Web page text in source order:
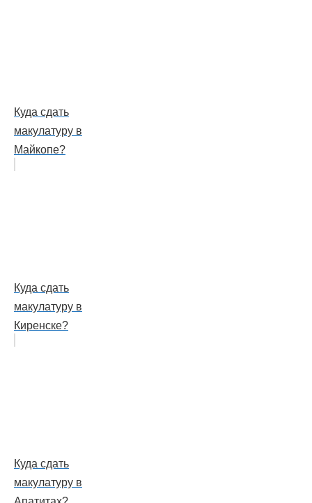
Куда сдать
макулатуру в
Майкопе?
Куда сдать
макулатуру в
Киренске?
Куда сдать
макулатуру в